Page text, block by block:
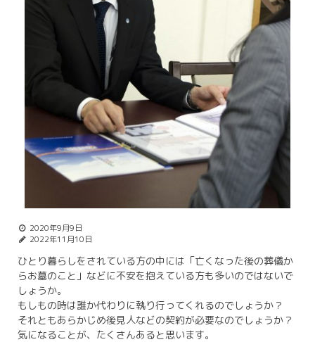
2020年9月9日
2022年11月10日
ひとり暮らしをされている方の中には「亡くなった後の葬儀か
らお墓のこと」などに不安を抱えている方も多いのではないで
しょうか。
もしもの時は誰か代わりに執り行ってくれるのでしょうか？
それともあらかじめ後見人などの契約が必要なのでしょうか？
気になることが、たくさんあると思います。